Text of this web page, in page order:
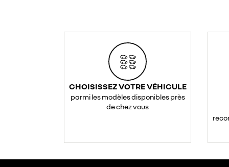
CHOISISSEZ VOTRE VÉHICULE
parmi les modèles disponibles près
de chez vous